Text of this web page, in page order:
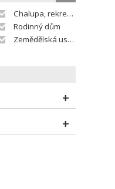
Chalupa, rekreační domek
Rodinný dům
Zemědělská usedlost